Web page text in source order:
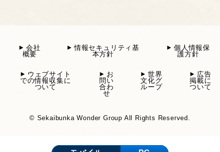
会社
概要
情報セキュリティ基
本方針
個人情報保
護方針
ウェブサイト
での情報収集に
ついて
お
問い
合わ
せ
世界
文化グ
ループ
広告
掲載に
ついて
© Sekaibunka Wonder Group All Rights Reserved.